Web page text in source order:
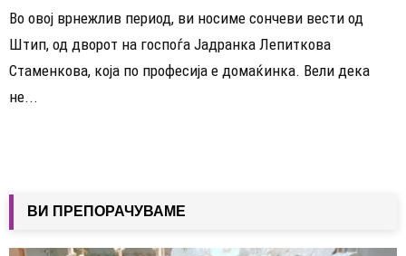
Во овој врнежлив период, ви носиме сончеви вести од
Штип, од дворот на госпоѓа Јадранка Лепиткова
Стаменкова, која по професија е домаќинка. Вели дека
не...
ВИ ПРЕПОРАЧУВАМЕ